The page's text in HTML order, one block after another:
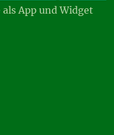
App und Widget